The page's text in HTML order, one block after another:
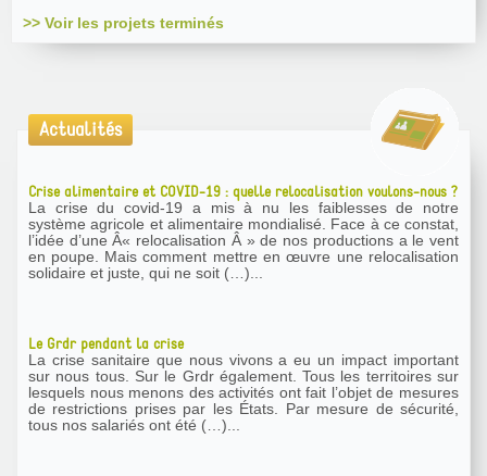
>> Voir les projets terminés
Actualités
Crise alimentaire et COVID-19 : quelle relocalisation voulons-nous ?
La crise du covid-19 a mis à nu les faiblesses de notre
système agricole et alimentaire mondialisé. Face à ce constat,
l’idée d’une Â« relocalisation Â » de nos productions a le vent
en poupe. Mais comment mettre en œuvre une relocalisation
solidaire et juste, qui ne soit (…)...
Le Grdr pendant la crise
La crise sanitaire que nous vivons a eu un impact important
sur nous tous. Sur le Grdr également. Tous les territoires sur
lesquels nous menons des activités ont fait l’objet de mesures
de restrictions prises par les États. Par mesure de sécurité,
tous nos salariés ont été (…)...